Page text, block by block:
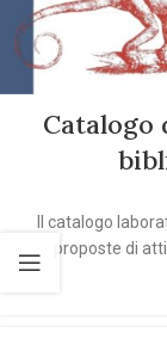
Catalogo
Il catalogo
proposte di